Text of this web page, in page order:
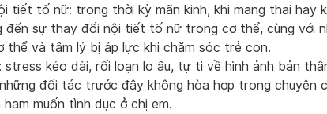
tiết tố nữ: trong thời kỳ mãn kinh, khi mang thai hay
đến sự thay đổi nội tiết tố nữ trong cơ thể, cùng với
thể và tâm lý bị áp lực khi chăm sóc trẻ con.
stress kéo dài, rối loạn lo âu, tự ti về hình ảnh bản
đối tác trước đây không hòa hợp trong chuyện
muốn tình dục ở chị em.